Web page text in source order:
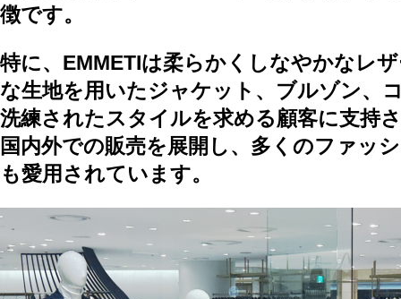
徴です。
特に、EMMETIは柔らかくしなやかなレ
な生地を用いたジャケット、ブルゾン、
洗練されたスタイルを求める顧客に支持
国内外での販売を展開し、多くのファッ
も愛用されています。